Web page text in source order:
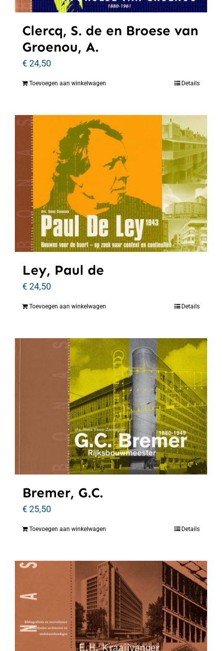
Clercq, S. de en Broese van
Groenou, A.
€24,50
Toevoegen aan winkelwagen Details
Ley, Paul de
€24,50
Toevoegen aan winkelwagen Details
Bremer, G.C.
€25,50
Toevoegen aan winkelwagen Details